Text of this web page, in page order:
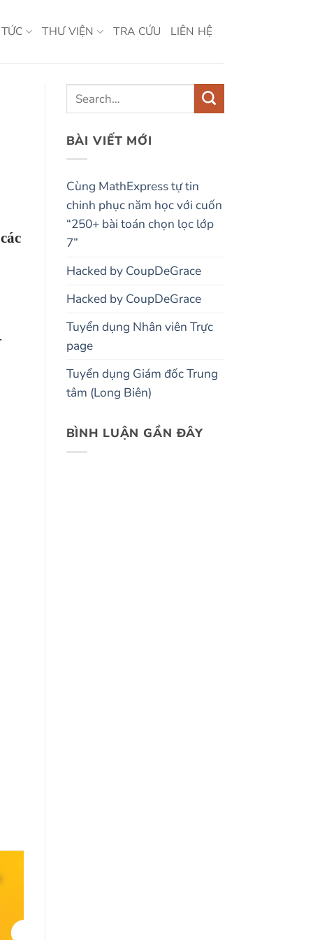
THƯ VIỆN TRA CỨU LIÊN HỆ
BÀI VIẾT MỚI
Cùng MathExpress tự tin
chinh phục năm học với cuốn
“250+ bài toán chọn lọc lớp
7”
Hacked by CoupDeGrace
Hacked by CoupDeGrace
Tuyển dụng Nhân viên Trực
page
Tuyển dụng Giám đốc Trung
tâm (Long Biên)
BÌNH LUẬN GẦN ĐÂY